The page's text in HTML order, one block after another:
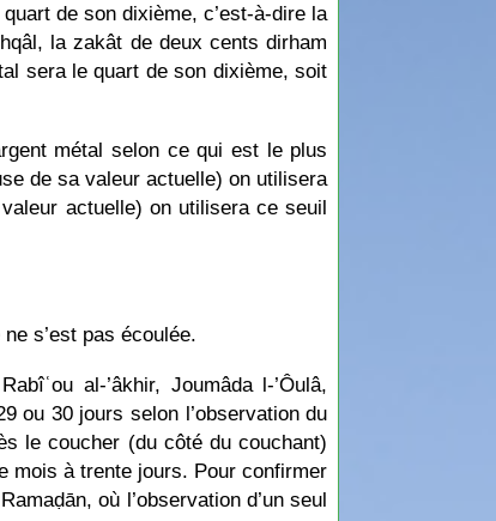
de son dixième, c’est-à-dire la
la zakât de deux cents dirham
sera le quart de son dixième, soit
métal selon ce qui est le plus
de sa valeur actuelle) on utilisera
actuelle) on utilisera ce seuil
s’est pas écoulée.
al-’âkhir, Joumâda l-’Ôulâ,
ou 30 jours selon l’observation du
le coucher (du côté du couchant)
mois à trente jours. Pour confirmer
où l’observation d’un seul